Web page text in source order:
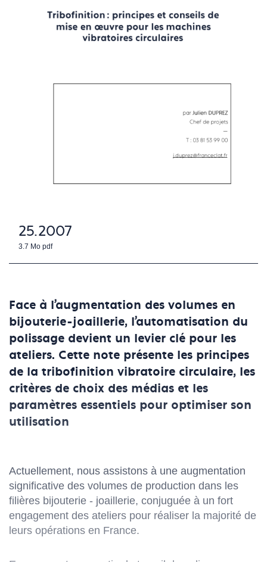
25.2007
3.7 Mo pdf
Face à l’augmentation des volumes en
bijouterie-joaillerie, l’automatisation du
polissage devient un levier clé pour les
ateliers. Cette note présente les principes
de la tribofinition vibratoire circulaire, les
critères de choix des médias et les
paramètres essentiels pour optimiser son
utilisation
Actuellement, nous assistons à une augmentation
significative des volumes de production dans les
filières bijouterie - joaillerie, conjuguée à un fort
engagement des ateliers pour réaliser la majorité de
leurs opérations en France.